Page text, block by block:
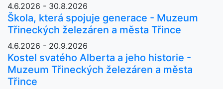
4.6.2026 - 30.8.2026
Škola, která spojuje generace - Muzeum
Třineckých železáren a města Třince
4.6.2026 - 20.9.2026
Kostel svatého Alberta a jeho historie -
Muzeum Třineckých železáren a města
Třince